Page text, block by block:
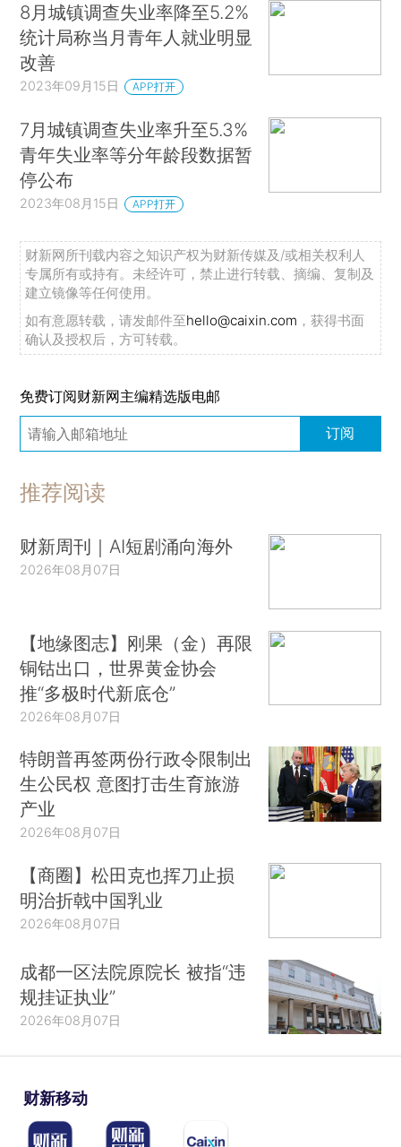
8月城镇调查失业率降至5.2%
统计局称当月青年人就业明显
改善
2023年09月15日 APP打开
7月城镇调查失业率升至5.3%
青年失业率等分年龄段数据暂
停公布
2023年08月15日 APP打开
财新网所刊载内容之知识产权为财新传媒及/或相关权利人
专属所有或持有。未经许可，禁止进行转载、摘编、复制及
建立镜像等任何使用。
如有意愿转载，请发邮件至hello@caixin.com ，获得书面
确认及授权后，方可转载。
免费订阅财新网主编精选版电邮
订阅
推荐阅读
财新周刊｜AI短剧涌向海外
2026年08月07日
【地缘图志】刚果（金）再限
铜钴出口，世界黄金协会
推“多极时代新底仓”
2026年08月07日
特朗普再签两份行政令限制出
生公民权 意图打击生育旅游
产业
2026年08月07日
【商圈】松田克也挥刀止损
明治折戟中国乳业
2026年08月07日
成都一区法院原院长 被指“违
规挂证执业”
2026年08月07日
财新移动